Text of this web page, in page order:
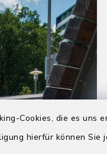
Cookies, die es
hierfür können Sie